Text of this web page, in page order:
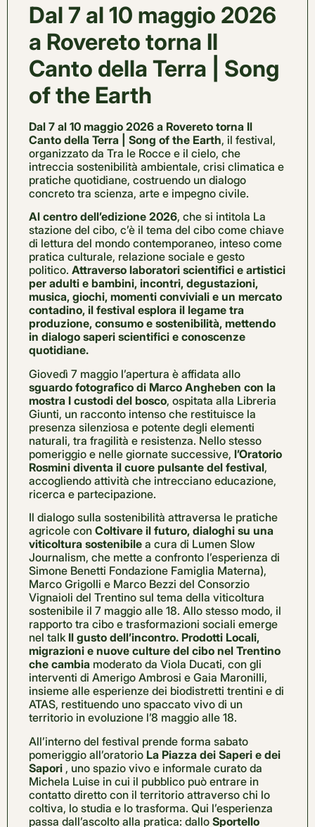
Dal 7 al 10 maggio 2026
a Rovereto torna Il
Canto della Terra | Song
of the Earth
Dal 7 al 10 maggio 2026 a Rovereto torna Il
Canto della Terra | Song of the Earth, il festival,
organizzato da Tra le Rocce e il cielo, che
intreccia sostenibilità ambientale, crisi climatica e
pratiche quotidiane, costruendo un dialogo
concreto tra scienza, arte e impegno civile.
Al centro dell’edizione 2026, che si intitola La
stazione del cibo, c’è il tema del cibo come chiave
di lettura del mondo contemporaneo, inteso come
pratica culturale, relazione sociale e gesto
politico.Attraverso laboratori scientifici e artistici
per adulti e bambini, incontri, degustazioni,
musica, giochi, momenti conviviali e un mercato
contadino, il festival esplora il legame tra
produzione, consumo e sostenibilità, mettendo
in dialogo saperi scientifici e conoscenze
quotidiane.
Giovedì 7 maggio l’apertura è affidata allo
sguardo fotografico di Marco Angheben con la
mostra I custodi del bosco, ospitata alla Libreria
Giunti, un racconto intenso che restituisce la
presenza silenziosa e potente degli elementi
naturali, tra fragilità e resistenza. Nello stesso
pomeriggio e nelle giornate successive,l’Oratorio
Rosmini diventa il cuore pulsante del festival,
accogliendo attività che intrecciano educazione,
ricerca e partecipazione.
Il dialogo sulla sostenibilità attraversa le pratiche
agricole conColtivare il futuro, dialoghi su una
viticoltura sostenibile a cura di Lumen Slow
Journalism, che mette a confronto l’esperienza di
Simone Benetti Fondazione Famiglia Materna),
Marco Grigolli e Marco Bezzi del Consorzio
Vignaioli del Trentino sul tema della viticoltura
sostenibile il 7 maggio alle 18. Allo stesso modo, il
rapporto tra cibo e trasformazioni sociali emerge
nel talk Il gusto dell’incontro. Prodotti Locali,
migrazioni e nuove culture del cibo nel Trentino
che cambia moderato da Viola Ducati, con gli
interventi di Amerigo Ambrosi e Gaia Maronilli,
insieme alle esperienze dei biodistretti trentini e di
ATAS, restituendo uno spaccato vivo di un
territorio in evoluzione l’8 maggio alle 18.
All’interno del festival prende forma sabato
pomeriggio all’oratorio La Piazza dei Saperi e dei
Sapori , uno spazio vivo e informale curato da
Michela Luise in cui il pubblico può entrare in
contatto diretto con il territorio attraverso chi lo
coltiva, lo studia e lo trasforma. Qui l’esperienza
passa dall’ascolto alla pratica: dalloSportello